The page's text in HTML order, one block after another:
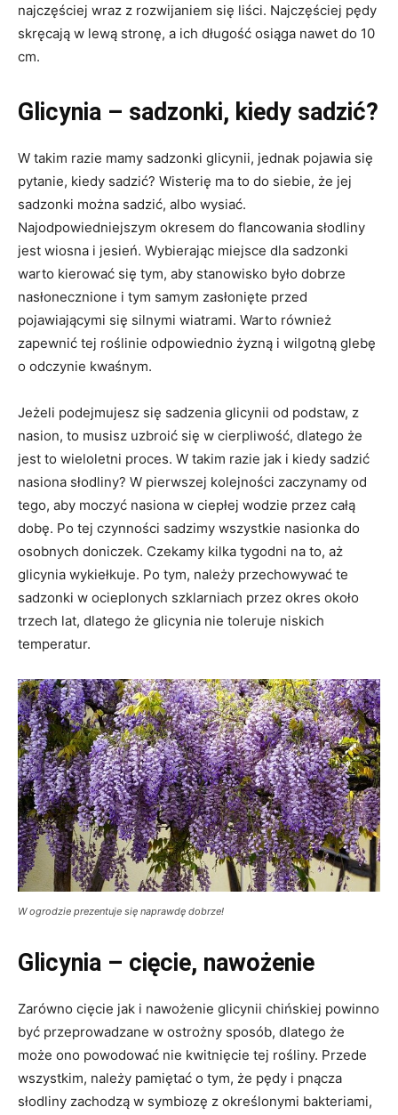
najczęściej wraz z rozwijaniem się liści. Najczęściej pędy
skręcają w lewą stronę, a ich długość osiąga nawet do 10
cm.
Glicynia – sadzonki, kiedy sadzić?
W takim razie mamy sadzonki glicynii, jednak pojawia się
pytanie, kiedy sadzić? Wisterię ma to do siebie, że jej
sadzonki można sadzić, albo wysiać.
Najodpowiedniejszym okresem do flancowania słodliny
jest wiosna i jesień. Wybierając miejsce dla sadzonki
warto kierować się tym, aby stanowisko było dobrze
nasłonecznione i tym samym zasłonięte przed
pojawiającymi się silnymi wiatrami. Warto również
zapewnić tej roślinie odpowiednio żyzną i wilgotną glebę
o odczynie kwaśnym.
Jeżeli podejmujesz się sadzenia glicynii od podstaw, z
nasion, to musisz uzbroić się w cierpliwość, dlatego że
jest to wieloletni proces. W takim razie jak i kiedy sadzić
nasiona słodliny? W pierwszej kolejności zaczynamy od
tego, aby moczyć nasiona w ciepłej wodzie przez całą
dobę. Po tej czynności sadzimy wszystkie nasionka do
osobnych doniczek. Czekamy kilka tygodni na to, aż
glicynia wykiełkuje. Po tym, należy przechowywać te
sadzonki w ocieplonych szklarniach przez okres około
trzech lat, dlatego że glicynia nie toleruje niskich
temperatur.
W ogrodzie prezentuje się naprawdę dobrze!
Glicynia – cięcie, nawożenie
Zarówno cięcie jak i nawożenie glicynii chińskiej powinno
być przeprowadzane w ostrożny sposób, dlatego że
może ono powodować nie kwitnięcie tej rośliny. Przede
wszystkim, należy pamiętać o tym, że pędy i pnącza
słodliny zachodzą w symbiozę z określonymi bakteriami,